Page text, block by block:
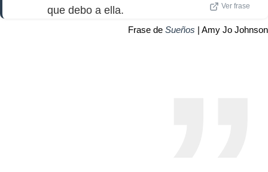
que debo a ella.
Ver frase
Frase de Sueños | Amy Jo Johnson